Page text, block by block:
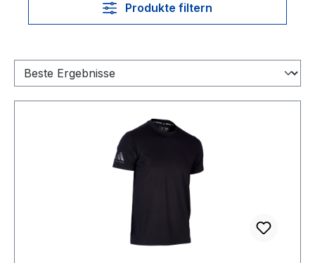
Produkte filtern